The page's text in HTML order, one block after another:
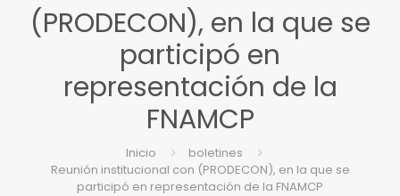
(PRODECON), en la que se
participó en
representación de la
FNAMCP
Inicio
boletines
Reunión institucional con (PRODECON), en la que se
participó en representación de la FNAMCP